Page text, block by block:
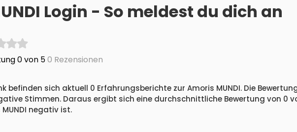
Login - So meldest du dich an
0 von 50 Rezensionen
befinden sich aktuell 0 Erfahrungsberichte zur Amoris MUNDI. Die
Stimmen. Daraus ergibt sich eine durchschnittliche Bewertung von 0
negativ ist.